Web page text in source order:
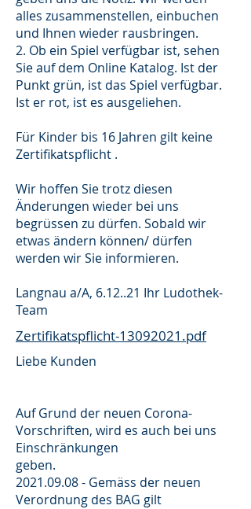
alles zusammenstellen, einbuchen
und Ihnen wieder rausbringen.
2. Ob ein Spiel verfügbar ist, sehen
Sie auf dem Online Katalog. Ist der
Punkt grün, ist das Spiel verfügbar.
Ist er rot, ist es ausgeliehen.
Für Kinder bis 16 Jahren gilt keine
Zertifikatspflicht .
Wir hoffen Sie trotz diesen
Änderungen wieder bei uns
begrüssen zu dürfen. Sobald wir
etwas ändern können/ dürfen
werden wir Sie informieren.
Langnau a/A, 6.12..21 Ihr Ludothek-
Team
Zertifikatspflicht-13092021.pdf
Liebe Kunden
Auf Grund der neuen Corona-
Vorschriften, wird es auch bei uns
Einschränkungen
geben.
2021.09.08 - Gemäss der neuen
Verordnung des BAG gilt